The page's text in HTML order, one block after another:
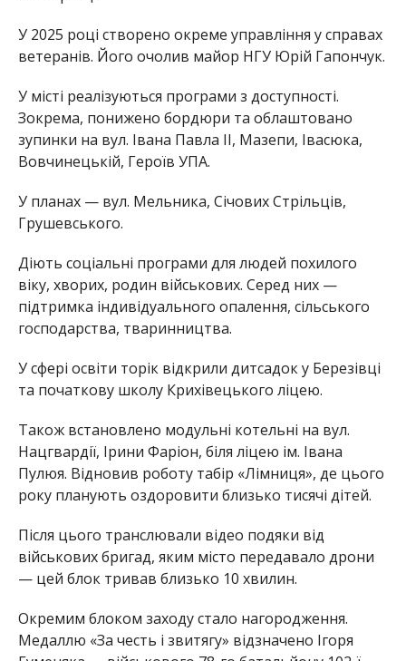
У 2025 році створено окреме управління у справах
ветеранів. Його очолив майор НГУ Юрій Гапончук.
У місті реалізуються програми з доступності.
Зокрема, понижено бордюри та облаштовано
зупинки на вул. Івана Павла ІІ, Мазепи, Івасюка,
Вовчинецькій, Героїв УПА.
У планах — вул. Мельника, Січових Стрільців,
Грушевського.
Діють соціальні програми для людей похилого
віку, хворих, родин військових. Серед них —
підтримка індивідуального опалення, сільського
господарства, тваринництва.
У сфері освіти торік відкрили дитсадок у Березівці
та початкову школу Крихівецького ліцею.
Також встановлено модульні котельні на вул.
Нацгвардії, Ірини Фаріон, біля ліцею ім. Івана
Пулюя. Відновив роботу табір «Лімниця», де цього
року планують оздоровити близько тисячі дітей.
Після цього транслювали відео подяки від
військових бригад, яким місто передавало дрони
— цей блок тривав близько 10 хвилин.
Окремим блоком заходу стало нагородження.
Медаллю «За честь і звитягу» відзначено Ігоря